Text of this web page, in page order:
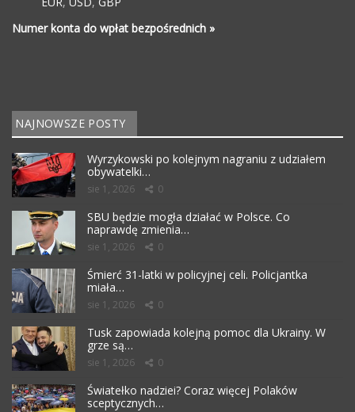
Numer konta do wpłat bezpośrednich »
NAJNOWSZE POSTY
Wyrzykowski po kolejnym nagraniu z udziałem
obywatelki…
sie 1, 2026 0
SBU będzie mogła działać w Polsce. Co
naprawdę zmienia…
sie 1, 2026 0
Śmierć 31-latki w policyjnej celi. Policjantka
miała…
sie 1, 2026 0
Tusk zapowiada kolejną pomoc dla Ukrainy. W
grze są…
sie 1, 2026 0
Światełko nadziei? Coraz więcej Polaków
sceptycznych…